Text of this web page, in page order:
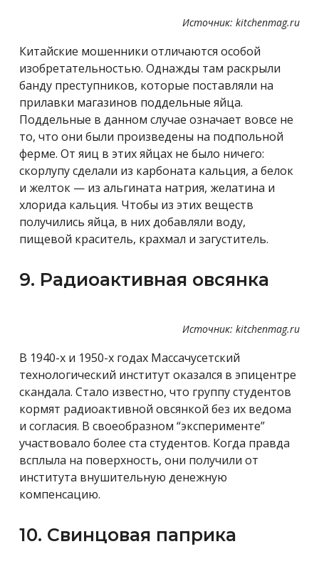
Источник: kitchenmag.ru
Китайские мошенники отличаются особой
изобретательностью. Однажды там раскрыли
банду преступников, которые поставляли на
прилавки магазинов поддельные яйца.
Поддельные в данном случае означает вовсе не
то, что они были произведены на подпольной
ферме. От яиц в этих яйцах не было ничего:
скорлупу сделали из карбоната кальция, а белок
и желток — из альгината натрия, желатина и
хлорида кальция. Чтобы из этих веществ
получились яйца, в них добавляли воду,
пищевой краситель, крахмал и загуститель.
9. Радиоактивная овсянка
Источник: kitchenmag.ru
В 1940-х и 1950-х годах Массачусетский
технологический институт оказался в эпицентре
скандала. Стало известно, что группу студентов
кормят радиоактивной овсянкой без их ведома
и согласия. В своеобразном “эксперименте”
участвовало более ста студентов. Когда правда
всплыла на поверхность, они получили от
института внушительную денежную
компенсацию.
10. Свинцовая паприка